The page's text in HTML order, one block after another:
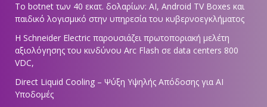
Το botnet των 40 εκατ. δολαρίων: AI, Android TV Boxes και
παιδικό λογισμικό στην υπηρεσία του κυβερνοεγκλήματος
Η Schneider Electric παρουσιάζει πρωτοποριακή μελέτη
αξιολόγησης του κινδύνου Arc Flash σε data centers 800
VDC,
Direct Liquid Cooling – Ψύξη Υψηλής Απόδοσης για AI
Υποδομές